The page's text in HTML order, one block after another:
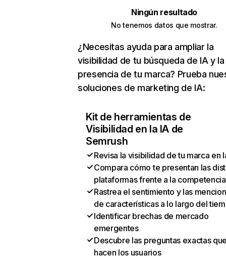
Ningún resultado
No tenemos datos que mostrar.
¿Necesitas ayuda para ampliar la
visibilidad de tu búsqueda de IA y la
presencia de tu marca? Prueba
soluciones de marketing de IA:
Kit de herramientas de
Visibilidad en la IA de
Semrush
Revisa la visibilidad de tu marca en
Compara cómo te presentan las
plataformas frente a la competencia
Rastrea el sentimiento y las
de características a lo largo del
Identificar brechas de mercado
emergentes
Descubre las preguntas exactas
hacen los usuarios